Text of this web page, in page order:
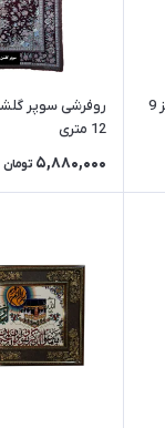
روفرشی سوپر گلشن مدل 03 سایز 9
12 متری
5,880,000 تومان